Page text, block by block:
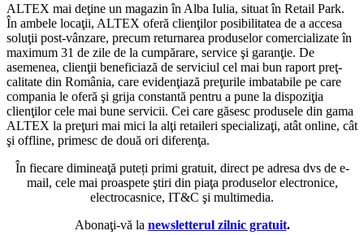
ALTEX mai deţine un magazin în Alba Iulia, situat în Retail Park.
În ambele locaţii, ALTEX oferă clienţilor posibilitatea de a accesa
soluţii post-vânzare, precum returnarea produselor comercializate în
maximum 31 de zile de la cumpărare, service şi garanţie. De
asemenea, clienţii beneficiază de serviciul cel mai bun raport preţ-
calitate din România, care evidenţiază preţurile imbatabile pe care
compania le oferă şi grija constantă pentru a pune la dispoziţia
clienţilor cele mai bune servicii. Cei care găsesc produsele din gama
ALTEX la preţuri mai mici la alţi retaileri specializaţi, atât online, cât
şi offline, primesc de două ori diferenţa.
În fiecare dimineaţă puteți primi gratuit, direct pe adresa dvs de e-
mail, cele mai proaspete ştiri din piaţa produselor electronice,
electrocasnice, IT&C şi multimedia.
Abonaţi-vă la newsletterul zilnic gratuit.